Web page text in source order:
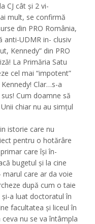
CJ cât şi 2 vi-
mult, se confirmă
din PRO România,
anti-UDMR in- clusiv
Kennedy” din PRO
La Primăria Satu
cel mai “impotent”
Clar…s-a
Cum doamne să
chiar nu au simţul
istorie care nu
pentru o hotărâre
care îşi în-
bugetul şi la cine
marul care ar da voie
după cum o taie
şi-a luat doctoratul în
facultatea şi liceul în
nu se va întâmpla